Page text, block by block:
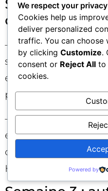
Semaine 2 :
contenus
– Déployez 2 à 3
stratégiques avec
et CTAs contextuels.
pour qualifier hors
– Publiez ou mettez
et 2 contenus
clients. Rattachez-
HubSpot commune.
We respect your privacy
Cookies help us
deliver personalized
traffic. You can choose
by clicking Customize.
consent or Reject All to
cookies.
Powered by